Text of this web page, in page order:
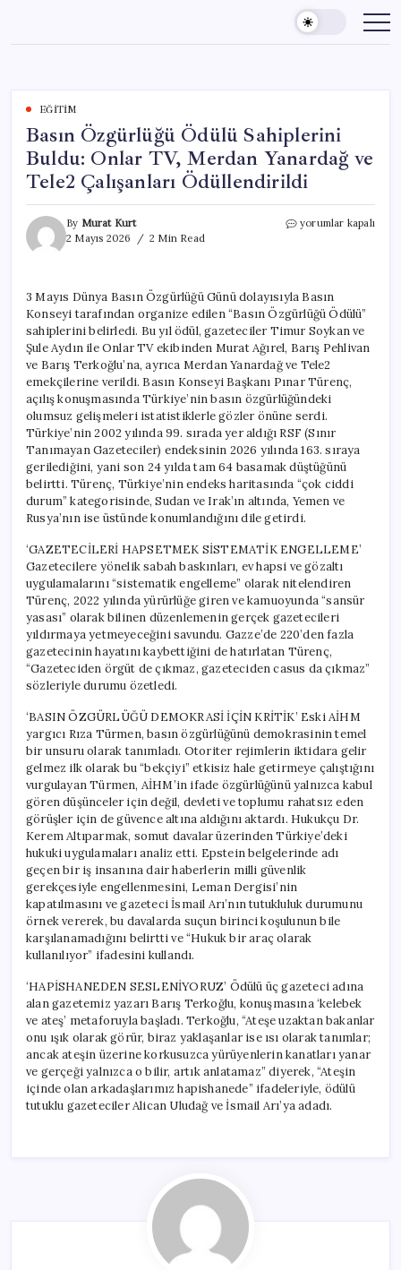
content
EĞITIM
Basın Özgürlüğü Ödülü Sahiplerini
Buldu: Onlar TV, Merdan Yanardağ ve
Tele2 Çalışanları Ödüllendirildi
By Murat Kurt
2 Mayıs 2026
2 Min Read
Basın
Onlar
TV,
Merdan
Yanardağ
ve
Tele2
Çalışanları
Ödüllendirildi
için
yorumlar kapalı
3 Mayıs Dünya Basın Özgürlüğü Günü dolayısıyla Basın
Konseyi tarafından organize edilen “Basın Özgürlüğü Ödülü”
sahiplerini belirledi. Bu yıl ödül, gazeteciler Timur Soykan ve
Şule Aydın ile Onlar TV ekibinden Murat Ağırel, Barış Pehlivan
ve Barış Terkoğlu’na, ayrıca Merdan Yanardağ ve Tele2
emekçilerine verildi. Basın Konseyi Başkanı Pınar Türenç,
açılış konuşmasında Türkiye’nin basın özgürlüğündeki
olumsuz gelişmeleri istatistiklerle gözler önüne serdi.
Türkiye’nin 2002 yılında 99. sırada yer aldığı RSF (Sınır
Tanımayan Gazeteciler) endeksinin 2026 yılında 163. sıraya
gerilediğini, yani son 24 yılda tam 64 basamak düştüğünü
belirtti. Türenç, Türkiye’nin endeks haritasında “çok ciddi
durum” kategorisinde, Sudan ve Irak’ın altında, Yemen ve
Rusya’nın ise üstünde konumlandığını dile getirdi.
‘GAZETECİLERİ HAPSETMEK SİSTEMATİK ENGELLEME’
Gazetecilere yönelik sabah baskınları, ev hapsi ve gözaltı
uygulamalarını “sistematik engelleme” olarak nitelendiren
Türenç, 2022 yılında yürürlüğe giren ve kamuoyunda “sansür
yasası” olarak bilinen düzenlemenin gerçek gazetecileri
yıldırmaya yetmeyeceğini savundu. Gazze’de 220’den fazla
gazetecinin hayatını kaybettiğini de hatırlatan Türenç,
“Gazeteciden örgüt de çıkmaz, gazeteciden casus da çıkmaz”
sözleriyle durumu özetledi.
‘BASIN ÖZGÜRLÜĞÜ DEMOKRASİ İÇİN KRİTİK’ Eski AİHM
yargıcı Rıza Türmen, basın özgürlüğünü demokrasinin temel
bir unsuru olarak tanımladı. Otoriter rejimlerin iktidara gelir
gelmez ilk olarak bu “bekçiyi” etkisiz hale getirmeye çalıştığını
vurgulayan Türmen, AİHM’in ifade özgürlüğünü yalnızca kabul
gören düşünceler için değil, devleti ve toplumu rahatsız eden
görüşler için de güvence altına aldığını aktardı. Hukukçu Dr.
Kerem Altıparmak, somut davalar üzerinden Türkiye’deki
hukuki uygulamaları analiz etti. Epstein belgelerinde adı
geçen bir iş insanına dair haberlerin milli güvenlik
gerekçesiyle engellenmesini, Leman Dergisi’nin
kapatılmasını ve gazeteci İsmail Arı’nın tutukluluk durumunu
örnek vererek, bu davalarda suçun birinci koşulunun bile
karşılanamadığını belirtti ve “Hukuk bir araç olarak
kullanılıyor” ifadesini kullandı.
‘HAPİSHANEDEN SESLENİYORUZ’ Ödülü üç gazeteci adına
alan gazetemiz yazarı Barış Terkoğlu, konuşmasına ‘kelebek
ve ateş’ metaforuyla başladı. Terkoğlu, “Ateşe uzaktan bakanlar
onu ışık olarak görür, biraz yaklaşanlar ise ısı olarak tanımlar;
ancak ateşin üzerine korkusuzca yürüyenlerin kanatları yanar
ve gerçeği yalnızca o bilir, artık anlatamaz” diyerek, “Ateşin
içinde olan arkadaşlarımız hapishanede” ifadeleriyle, ödülü
tutuklu gazeteciler Alican Uludağ ve İsmail Arı’ya adadı.